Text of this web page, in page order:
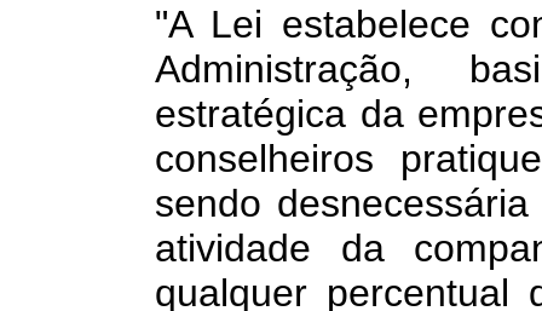
"A Lei estabelece
Administração,
estratégica da
conselheiros
sendo
atividade da
qualquer percentual